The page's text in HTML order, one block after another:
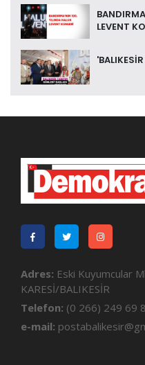
LEVENT
Adres: Eski Kuyumcular
KARESİ/BALIKESİR
Telefon: (0 266) 249 69
e-mail: